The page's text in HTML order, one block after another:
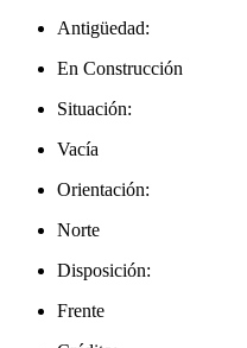
Antigüedad:
En Construcción
Situación:
Vacía
Orientación:
Norte
Disposición:
Frente